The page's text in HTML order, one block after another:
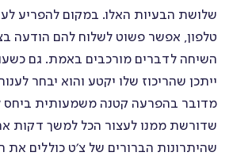
שלושת הבעיות האלו. במקום להפריע
טלפון, אפשר פשוט לשלוח להם הודעה
השיחה לדברים מורכבים באמת. גם
ייתכן שהריכוז שלו יקטע והוא יבחר
מדובר בהפרעה קטנה משמעותית ביחס
שדורשת ממנו לעצור הכל למשך דקות
שהיתרונות הברורים של צ׳ט כוללים את